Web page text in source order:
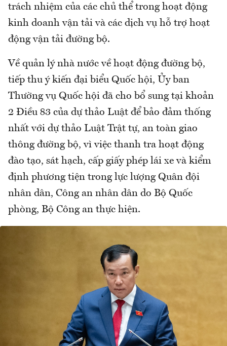
trách nhiệm của các chủ thể trong hoạt động
kinh doanh vận tải và các dịch vụ hỗ trợ hoạt
động vận tải đường bộ.
Về quản lý nhà nước về hoạt động đường bộ,
tiếp thu ý kiến đại biểu Quốc hội, Ủy ban
Thường vụ Quốc hội đã cho bổ sung tại khoản
2 Điều 83 của dự thảo Luật để bảo đảm thống
nhất với dự thảo Luật Trật tự, an toàn giao
thông đường bộ, vì việc thanh tra hoạt động
đào tạo, sát hạch, cấp giấy phép lái xe và kiểm
định phương tiện trong lực lượng Quân đội
nhân dân, Công an nhân dân do Bộ Quốc
phòng, Bộ Công an thực hiện.